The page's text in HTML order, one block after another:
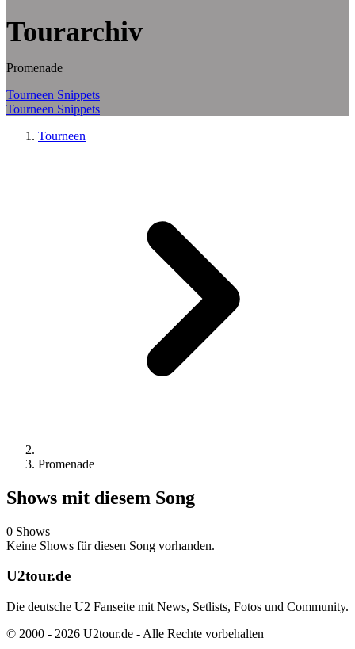
Tourarchiv
Promenade
Tourneen Snippets
Tourneen Snippets
Tourneen
Promenade
Shows mit diesem Song
0 Shows
Keine Shows für diesen Song vorhanden.
U2tour.de
Die deutsche U2 Fanseite mit News, Setlists, Fotos und Community.
© 2000 - 2026 U2tour.de - Alle Rechte vorbehalten